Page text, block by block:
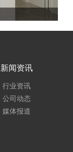
新闻资讯
行业资讯
公司动态
媒体报道